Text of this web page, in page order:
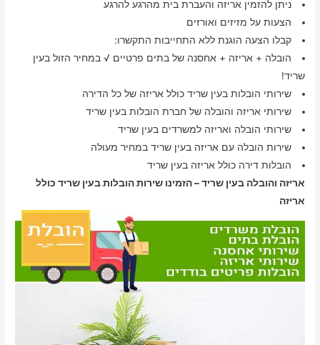
ניתן להזמין אריזה והעברת בית מהרגע להרגע
הצעות על מזיזים ואורזים
קבלו הצעה הוגנת ללא התחייבות התקשרו:
הובלה + אריזה + אחסנה של בתים פרטיים √ במחיר הזול בעין
שריד!
שירותי הובלות בעין שריד כולל אריזה של כל הדירה
שירותי אריזה והובלה של חברת הובלות בעין שריד
שירותי הובלה ואריזה למשרדים בעין שריד
שירות הובלה עם אריזה בעין שריד במחיר מעולה
הובלות דירה כולל אריזה בעין שריד
אריזה והובלה בעין שריד – הזמינו שירות הובלות בעין שריד כולל
אריזה